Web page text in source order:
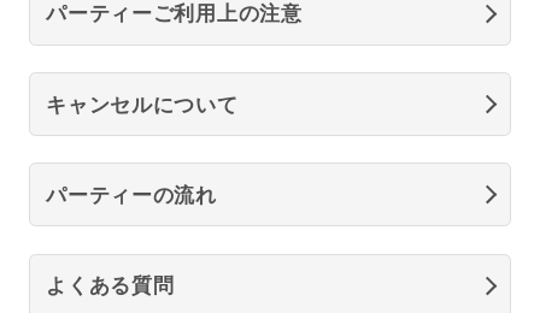
パーティーご利用上の注意
キャンセルについて
パーティーの流れ
よくある質問